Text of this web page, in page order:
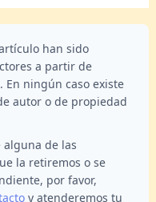
han sido
a partir de
ningún caso existe
autor o de propiedad
de las
la retiremos o se
por favor,
y atenderemos tu